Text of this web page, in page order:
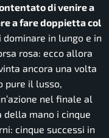
di venire a
a fare doppietta col
dominare in lungo e in
rosa: ecco allora
ancora una volta
pure il lusso,
nel finale al
della mano i cinque
cinque successi in